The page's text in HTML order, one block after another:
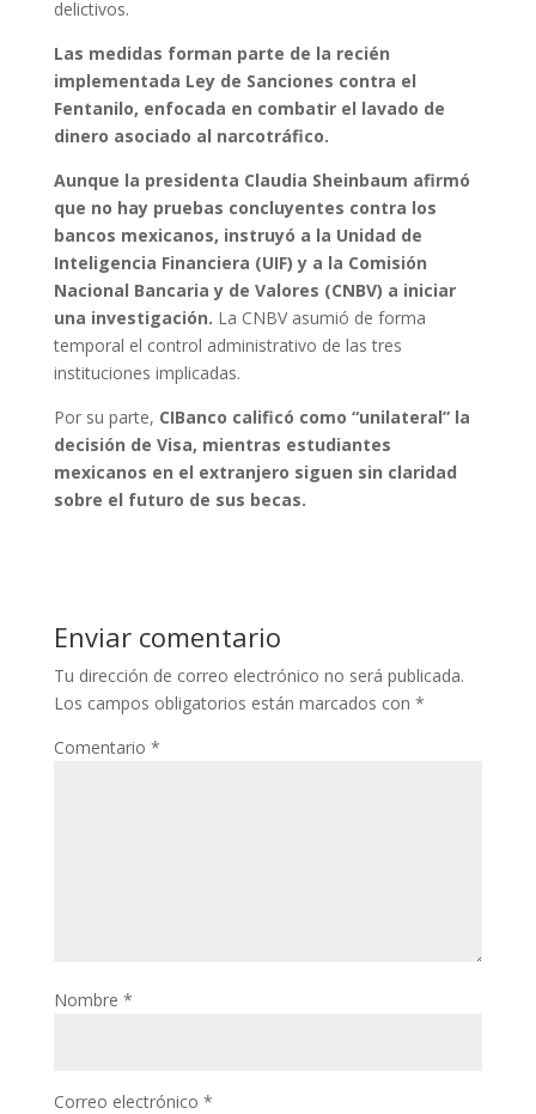
delictivos.
Las medidas forman parte de la recién
implementada Ley de Sanciones contra el
Fentanilo, enfocada en combatir el lavado de
dinero asociado al narcotráfico.
Aunque la presidenta Claudia Sheinbaum afirmó
que no hay pruebas concluyentes contra los
bancos mexicanos, instruyó a la Unidad de
Inteligencia Financiera (UIF) y a la Comisión
Nacional Bancaria y de Valores (CNBV) a iniciar
una investigación. La CNBV asumió de forma
temporal el control administrativo de las tres
instituciones implicadas.
Por su parte, CIBanco calificó como “unilateral” la
decisión de Visa, mientras estudiantes
mexicanos en el extranjero siguen sin claridad
sobre el futuro de sus becas.
Enviar comentario
Tu dirección de correo electrónico no será publicada.
Los campos obligatorios están marcados con *
Comentario *
Nombre *
Correo electrónico *